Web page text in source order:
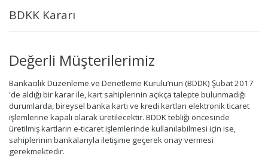
BDKK Kararı
Değerli Müşterilerimiz
Bankacılık Düzenleme ve Denetleme Kurulu’nun (BDDK) Şubat 2017
'de aldığı bir karar ile, kart sahiplerinin açıkça talepte bulunmadığı
durumlarda, bireysel banka kartı ve kredi kartları elektronik ticaret
işlemlerine kapalı olarak üretilecektir. BDDK tebliği öncesinde
üretilmiş kartların e-ticaret işlemlerinde kullanılabilmesi için ise,
sahiplerinin bankalarıyla iletişime geçerek onay vermesi
gerekmektedir.